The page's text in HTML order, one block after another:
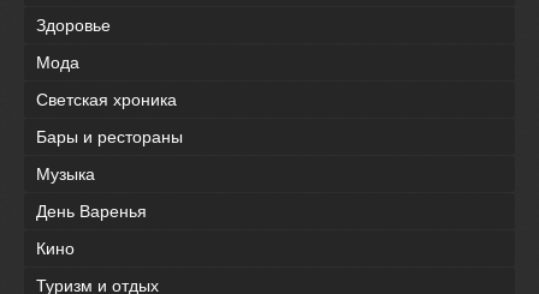
Здоровье
Мода
Светская хроника
Бары и рестораны
Музыка
День Варенья
Кино
Туризм и отдых